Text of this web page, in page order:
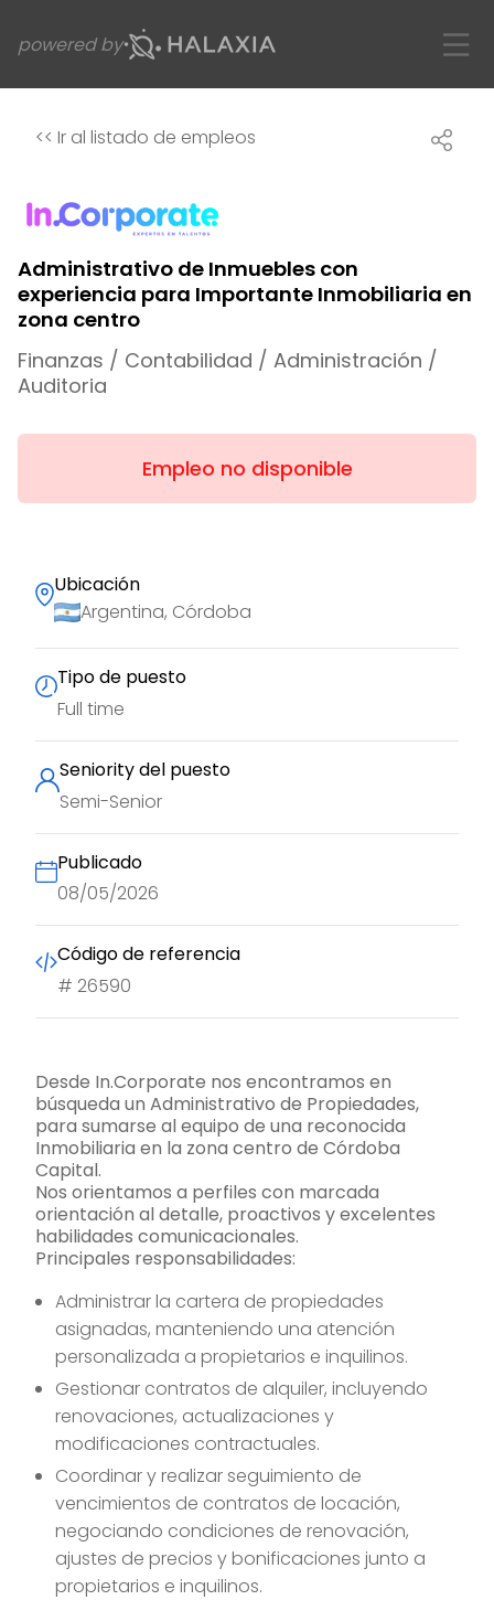
powered by
<< Ir al listado de empleos
Desde In.Corporate nos encontramos en
búsqueda un Administrativo de Propiedades,
para sumarse al equipo de una reconocida
Inmobiliaria en la zona centro de Córdoba
Capital.
Nos orientamos a perfiles con marcada
orientación al detalle, proactivos y excelentes
habilidades comunicacionales.
Principales responsabilidades:
Administrar la cartera de propiedades
asignadas, manteniendo una atención
personalizada a propietarios e inquilinos.
Gestionar contratos de alquiler, incluyendo
renovaciones, actualizaciones y
modificaciones contractuales.
Coordinar y realizar seguimiento de
vencimientos de contratos de locación,
negociando condiciones de renovación,
ajustes de precios y bonificaciones junto a
propietarios e inquilinos.
Administrativo de Inmuebles con
experiencia para Importante Inmobiliaria en
zona centro
Finanzas / Contabilidad / Administración /
Auditoria
Empleo no disponible
Ubicación
Argentina, Córdoba
Tipo de puesto
Full time
Seniority del puesto
Semi-Senior
Publicado
08/05/2026
Código de referencia
# 26590